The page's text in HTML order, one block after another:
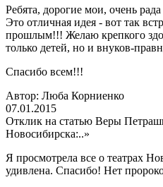
Ребята, дорогие мои, очень
Это отличная идея - вот так
прошлым!!! Желаю крепкого
только детей, но и внуков-
Спасибо всем!!!
Автор: Люба Корниенко
07.01.2015
Отклик на статью Веры
Новосибирска:..»
Я просмотрела все о театрах
удивлена. Спасибо! Нет